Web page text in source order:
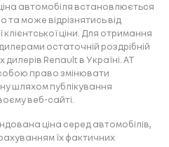
автомобіля встановлюється
може відрізнятись від
ціни. Для отримання
остаточній роздрібній
дилерів Renault в Україні. АТ
право змінювати
шляхом публікування
веб-сайті.
ціна серед автомобілів,
їх фактичних